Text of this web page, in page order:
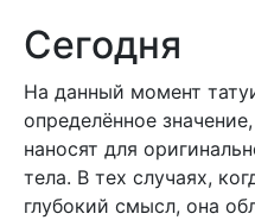
Сегодня
На данный момент
определённое
наносят для
тела. В тех случаях,
глубокий смысл, она